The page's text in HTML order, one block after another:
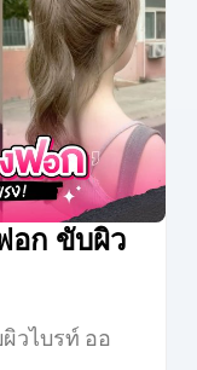
อก ขับผิว
วไบรท์ ออ